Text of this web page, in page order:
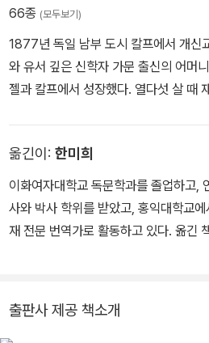
66종 (모두보기)
1877년 독일 남부 도시 칼프에서 개신
와 유서 깊은 신학자 가문 출신의 어머
젤과 칼프에서 성장했다. 열다섯 살 때
원해 신경쇠약 치료를 받았다. 퇴원 후
을 다니다 다시 학업을 중단했고, 시계
으로 일하며 글쓰기에 전념했다. 1899
첫 산문집 『자정 너머 한 시간』을 발표
에게 작가로서의 확신을 심어주었다. 이
을 알린 헤세는 1904년 『페터 카멘친트
옮긴이: 한미희
이화여자대학교 독문학과를 졸업하고,
사와 박사 학위를 받았고, 홍익대학교
재 전문 번역가로 활동하고 있다. 옮긴 책
출판사 제공 책소개